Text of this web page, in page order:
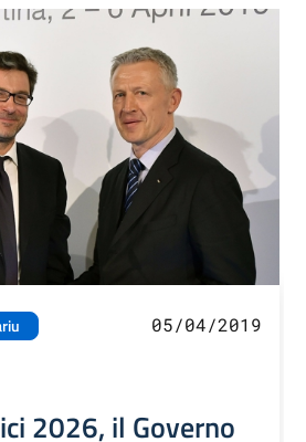
05/04/2019
2026, il Governo